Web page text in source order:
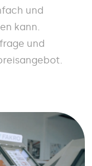
und
kann.
und